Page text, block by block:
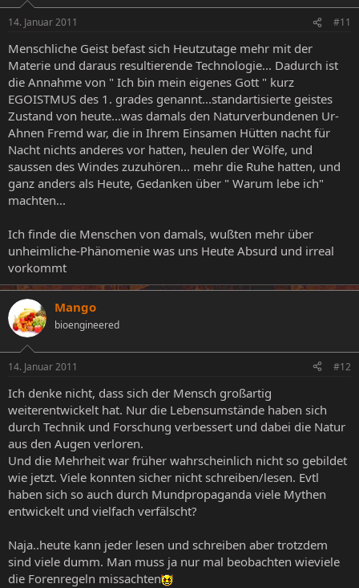
14. Januar 2011 #11
Menschliche Geist befast sich Heutzutage mehr mit der
Materie und daraus resultierende Technologie... Dadurch ist
die Annahme von " Ich bin mein eigenes Gott " kurz
EGOISTMUS des 1. grades genannt...standartisierte geistes
Zustand von heute...was damals den Naturverbundenen Ur-
Ahnen Fremd war, die in Ihrem Einsamen Hütten nacht für
Nacht nichts anderes vor hatten, heulen der Wölfe, und
saussen des Windes zuzuhören... mehr die Ruhe hatten, und
ganz anders als Heute, Gedanken über " Warum lebe ich"
machten...
Ich finde die Menschen von damals, wußten mehr über
unheimliche-Phänomenie was uns Heute Absurd und irreal
vorkommt
Mango
bioengineered
14. Januar 2011 #12
Ich denke nicht, dass sich der Mensch großartig
weiterentwickelt hat. Nur die Lebensumstände haben sich
durch Technik und Forschung verbessert und dabei die Natur
aus den Augen verloren.
Und die Mehrheit war früher wahrscheinlich nicht so gebildet
wie jetzt. Viele konnten sicher nicht schreiben/lesen. Evtl
haben sich so auch durch Mundpropaganda viele Mythen
entwickelt und vielfach verfälscht?
Naja..heute kann jeder lesen und schreiben aber trotzdem
sind viele dumm. Man muss ja nur mal beobachten wieviele
die Forenregeln missachten